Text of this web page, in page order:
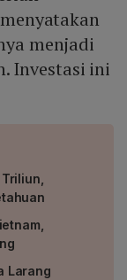
menjadi
Investasi ini
Larang